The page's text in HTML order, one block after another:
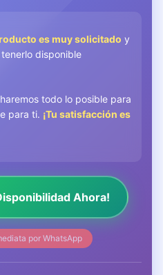
es muy solicitado y
disponible
todo lo posible para
para ti. ¡Tu satisfacción es
Ahora!
por WhatsApp